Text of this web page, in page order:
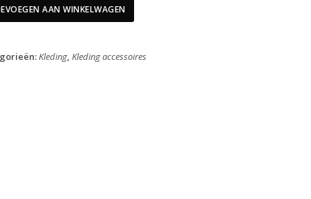
Hi-
Vis
45
AAN WINKELWAGEN
Kleding,Kleding accessoires